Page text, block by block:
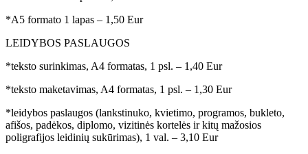
*A5 formato 1 lapas – 1,50 Eur
LEIDYBOS PASLAUGOS
*teksto surinkimas, A4 formatas, 1 psl. – 1,40 Eur
*teksto maketavimas, A4 formatas, 1 psl. – 1,30 Eur
*leidybos paslaugos (lankstinuko, kvietimo, programos, bukleto,
afišos, padėkos, diplomo, vizitinės kortelės ir kitų mažosios
poligrafijos leidinių sukūrimas), 1 val. – 3,10 Eur